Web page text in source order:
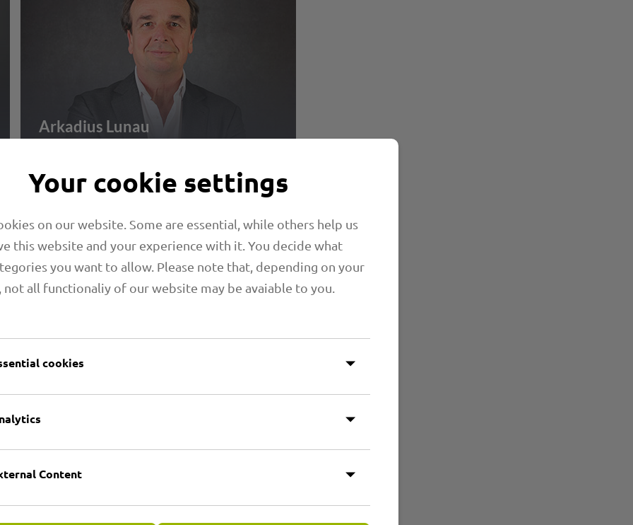
Arkadius Lunau
Your cookie settings
on our website. Some are essential, while others help us
this website and your experience with it. You decide what
you want to allow. Please note that, depending on your
not all functionaliy of our website may be avaiable to you.
cookies
Content